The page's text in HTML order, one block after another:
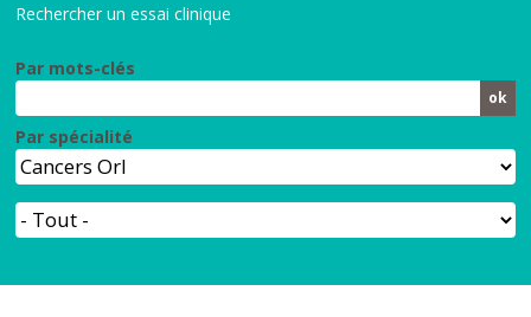
Rechercher un essai clinique
Par mots-clés
Par spécialité